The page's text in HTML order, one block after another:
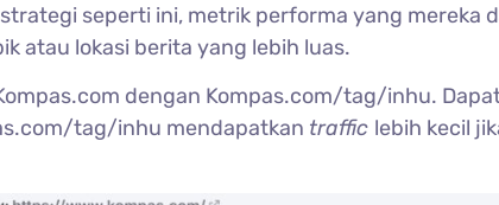
seperti ini, metrik performa yang mereka
atau lokasi berita yang lebih luas.
dengan Kompas.com/tag/inhu.
tag/inhu mendapatkan traffic lebih kecil